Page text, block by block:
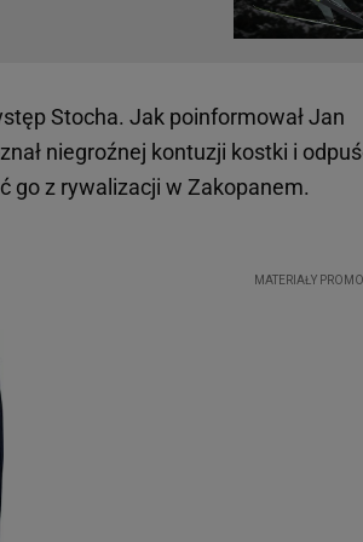
Stocha. Jak poinformował Jan
niegroźnej kontuzji kostki i
go z rywalizacji w Zakopanem.